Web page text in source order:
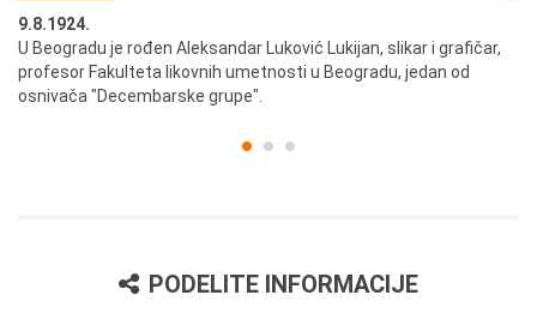
9.8.1924.
U Beogradu je rođen Aleksandar Luković Lukijan, slikar i grafičar,
profesor Fakulteta likovnih umetnosti u Beogradu, jedan od
osnivača "Decembarske grupe".
PODELITE INFORMACIJE